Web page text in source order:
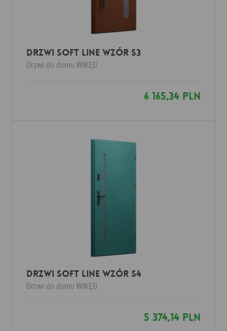
Drzwi SOFT LINE wzór S3
Drzwi do domu WIKĘD
6 165,34 PLN
Drzwi SOFT LINE wzór S4
Drzwi do domu WIKĘD
5 374,14 PLN